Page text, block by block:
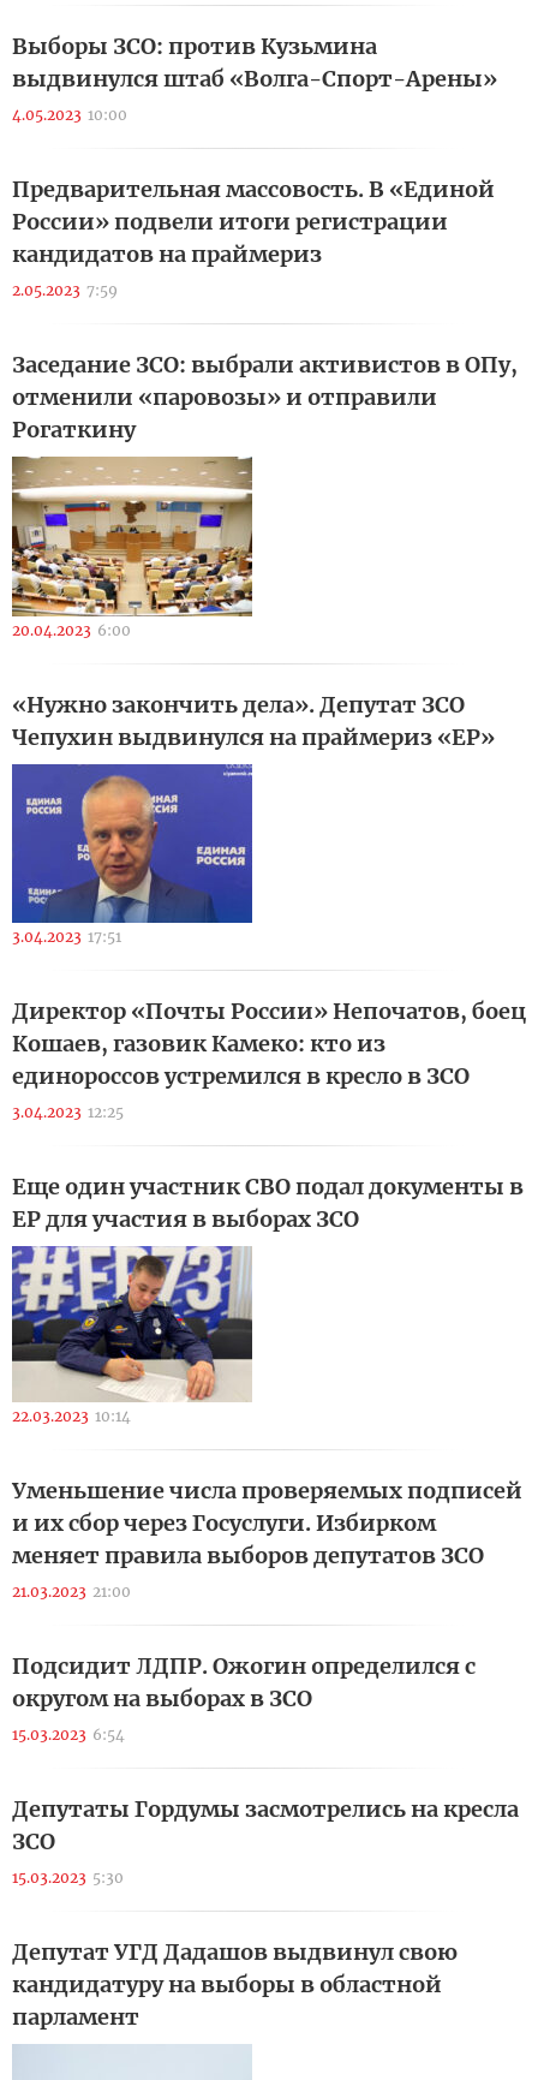
Выборы ЗСО: против Кузьмина
выдвинулся штаб «Волга-Спорт-Арены»
4.05.2023 10:00
Предварительная массовость. В «Единой
России» подвели итоги регистрации
кандидатов на праймериз
2.05.2023 7:59
Заседание ЗСО: выбрали активистов в ОПу,
отменили «паровозы» и отправили
Рогаткину
20.04.2023 6:00
«Нужно закончить дела». Депутат ЗСО
Чепухин выдвинулся на праймериз «ЕР»
3.04.2023 17:51
Директор «Почты России» Непочатов, боец
Кошаев, газовик Камеко: кто из
единороссов устремился в кресло в ЗСО
3.04.2023 12:25
Еще один участник СВО подал документы в
ЕР для участия в выборах ЗСО
22.03.2023 10:14
Уменьшение числа проверяемых подписей
и их сбор через Госуслуги. Избирком
меняет правила выборов депутатов ЗСО
21.03.2023 21:00
Подсидит ЛДПР. Ожогин определился с
округом на выборах в ЗСО
15.03.2023 6:54
Депутаты Гордумы засмотрелись на кресла
ЗСО
15.03.2023 5:30
Депутат УГД Дадашов выдвинул свою
кандидатуру на выборы в областной
парламент